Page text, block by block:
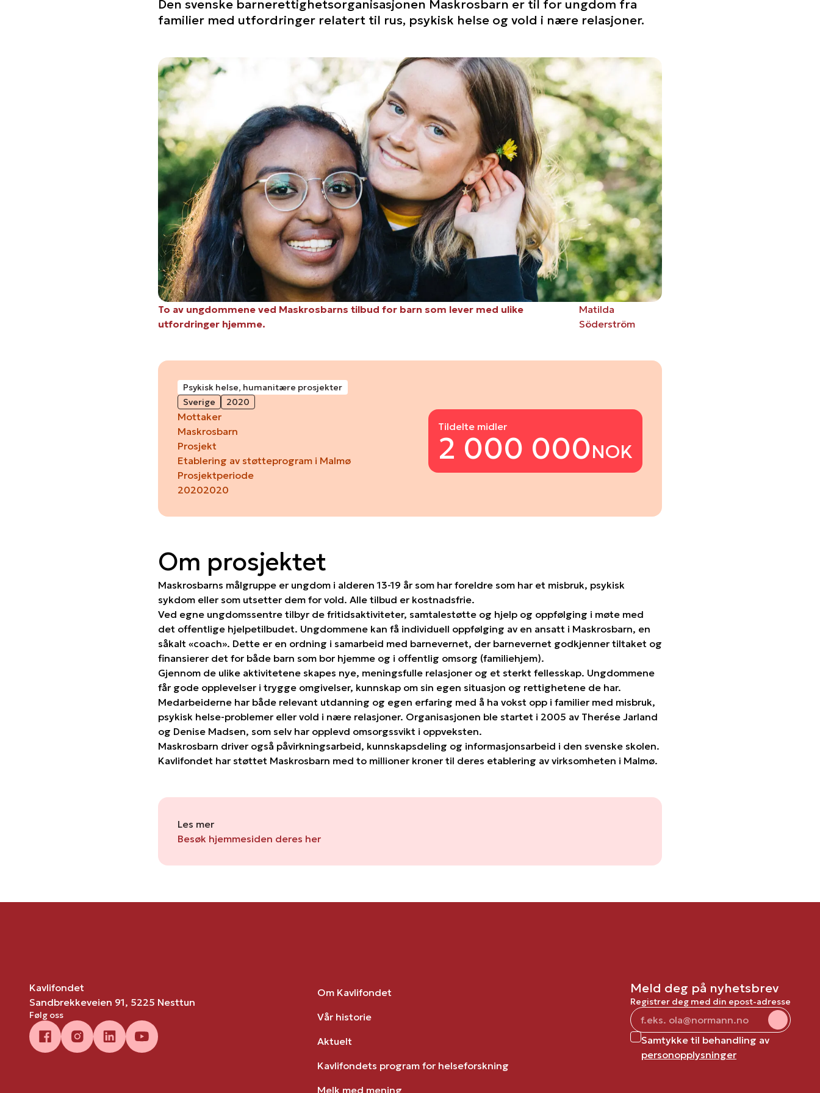
Den svenske barnerettighetsorganisasjonen Maskrosbarn er til for ungdom fra
familier med utfordringer relatert til rus, psykisk helse og vold i nære relasjoner.
To av ungdommene ved Maskrosbarns tilbud for barn som lever med ulike
utfordringer hjemme.
Matilda
Söderström
Psykisk helse, humanitære prosjekter
Sverige
2020
Mottaker
Maskrosbarn
Prosjekt
Etablering av støtteprogram i Malmø
Prosjektperiode
20202020
Tildelte midler
2 000 000NOK
Om prosjektet
Maskrosbarns målgruppe er ungdom i alderen 13-19 år som har foreldre som har et misbruk, psykisk
sykdom eller som utsetter dem for vold. Alle tilbud er kostnadsfrie.
Ved egne ungdomssentre tilbyr de fritidsaktiviteter, samtalestøtte og hjelp og oppfølging i møte med
det offentlige hjelpetilbudet. Ungdommene kan få individuell oppfølging av en ansatt i Maskrosbarn, en
såkalt «coach». Dette er en ordning i samarbeid med barnevernet, der barnevernet godkjenner tiltaket og
finansierer det for både barn som bor hjemme og i offentlig omsorg (familiehjem).
Gjennom de ulike aktivitetene skapes nye, meningsfulle relasjoner og et sterkt fellesskap. Ungdommene
får gode opplevelser i trygge omgivelser, kunnskap om sin egen situasjon og rettighetene de har.
Medarbeiderne har både relevant utdanning og egen erfaring med å ha vokst opp i familier med misbruk,
psykisk helse-problemer eller vold i nære relasjoner. Organisasjonen ble startet i 2005 av Therése Jarland
og Denise Madsen, som selv har opplevd omsorgssvikt i oppveksten.
Maskrosbarn driver også påvirkningsarbeid, kunnskapsdeling og informasjonsarbeid i den svenske skolen.
Kavlifondet har støttet Maskrosbarn med to millioner kroner til deres etablering av virksomheten i Malmø.
Les mer
Besøk hjemmesiden deres her
Kavlifondet
Sandbrekkeveien 91, 5225 Nesttun
Følg oss
Om Kavlifondet
Vår historie
Aktuelt
Kavlifondets program for helseforskning
Melk med mening
Meld deg på nyhetsbrev
Registrer deg med din epost-adresse
Samtykke til behandling av
personopplysninger